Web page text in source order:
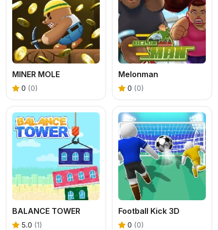
MINER MOLE
0 (0)
Melonman
0 (0)
BALANCE TOWER
5.0 (1)
Football Kick 3D
0 (0)